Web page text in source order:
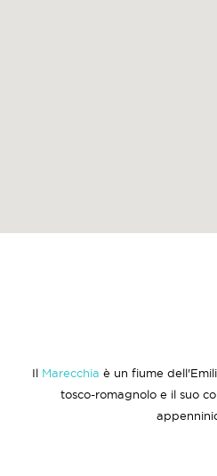
Il Marecchia è un fiume
tosco-romagnolo e il suo